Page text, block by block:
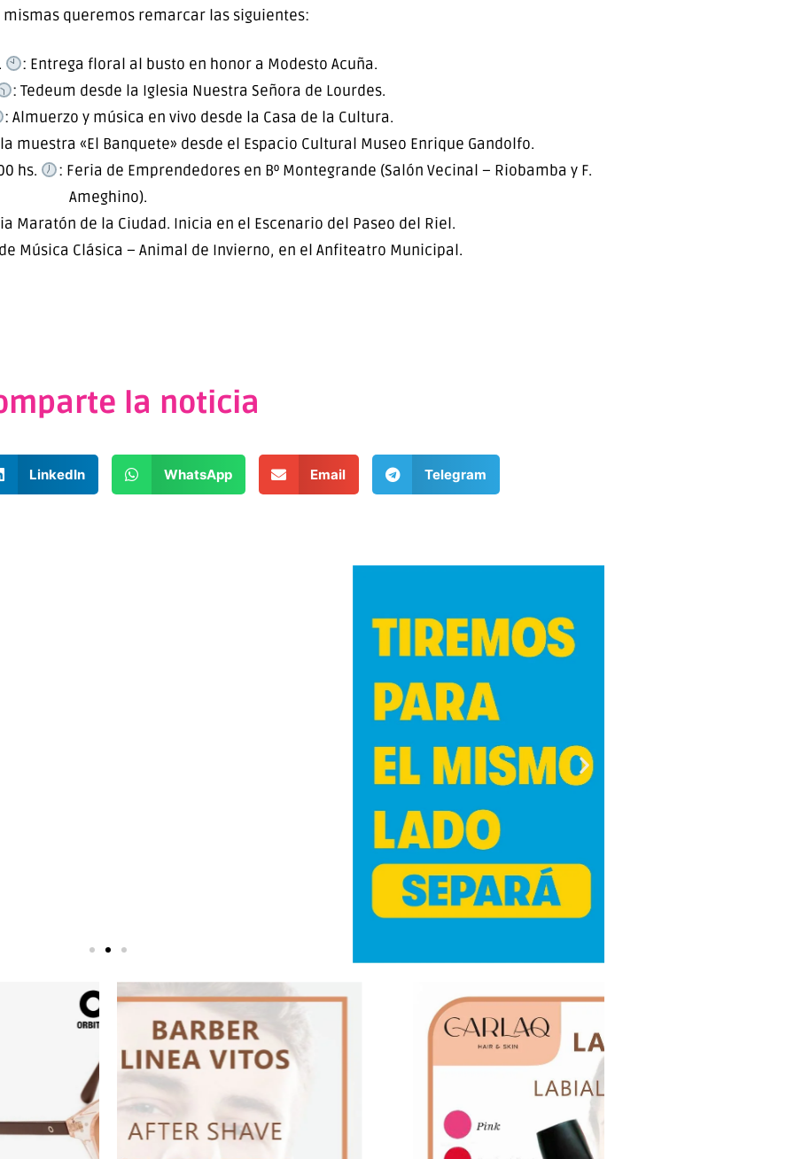
mismas queremos remarcar las siguientes:
: Entrega floral al busto en honor a Modesto Acuña.
: Tedeum desde la Iglesia Nuestra Señora de Lourdes.
: Almuerzo y música en vivo desde la Casa de la Cultura.
muestra «El Banquete» desde el Espacio Cultural Museo Enrique Gandolfo.
hs.
: Feria de Emprendedores en Bº Montegrande (Salón Vecinal – Riobamba y F.
Ameghino).
Maratón de la Ciudad. Inicia en el Escenario del Paseo del Riel.
Música Clásica – Animal de Invierno, en el Anfiteatro Municipal.
la noticia
LinkedIn WhatsApp Email Telegram